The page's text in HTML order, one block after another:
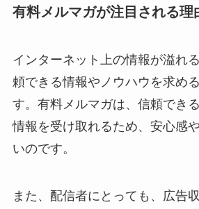
有料メルマガが注目される理
インターネット上の情報が溢れ
頼できる情報やノウハウを求め
す。有料メルマガは、信頼でき
情報を受け取れるため、安心感
いのです。
また、配信者にとっても、広告